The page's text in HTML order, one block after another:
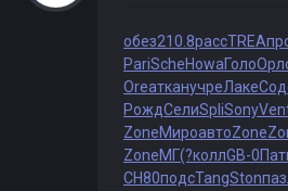
обез210.8рассTREA
PariScheHowaГоло
OreaтканучреЛаке
РождСелиSpliSony
ZoneМироавтоZone
ZoneМГ(?коллGB-0
СН80подсTangSton